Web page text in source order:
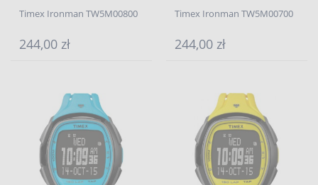
Timex Ironman TW5M00800
244,00 zł
Timex Ironman TW5M00700
244,00 zł